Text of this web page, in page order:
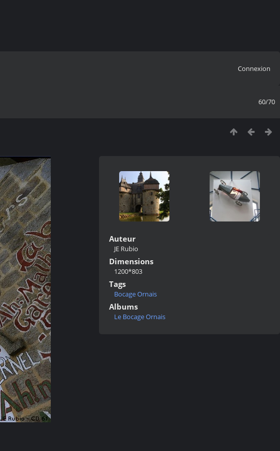
Connexion
60/70
Auteur
JE Rubio
Dimensions
1200*803
Tags
Bocage Ornais
Albums
Le Bocage Ornais